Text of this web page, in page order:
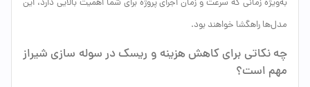
به‌ویژه زمانی که سرعت و زمان اجرای پروژه برای شما اهمیت بالایی دارد، این
مدل‌ها راهگشا خواهند بود.
چه نکاتی برای کاهش هزینه و ریسک در سوله سازی شیراز
مهم است؟